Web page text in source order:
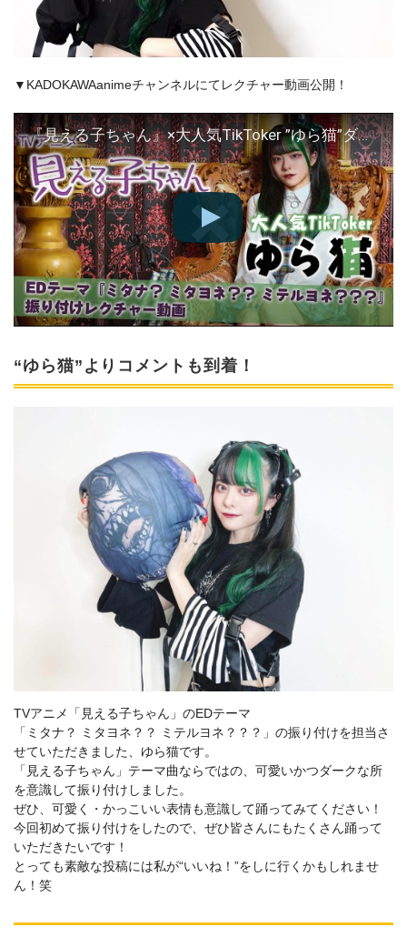
▼KADOKAWAanimeチャンネルにてレクチャー動画公開！
『見える子ちゃん』×大人気TikToker ”ゆら猫”ダンスレクチャー
“ゆら猫”よりコメントも到着！
TVアニメ「見える子ちゃん」のEDテーマ
「ミタナ？ ミタヨネ？？ ミテルヨネ？？？」の振り付けを担当さ
せていただきました、ゆら猫です。
「見える子ちゃん」テーマ曲ならではの、可愛いかつダークな所
を意識して振り付けしました。
ぜひ、可愛く・かっこいい表情も意識して踊ってみてください！
今回初めて振り付けをしたので、ぜひ皆さんにもたくさん踊って
いただきたいです！
とっても素敵な投稿には私が“いいね！”をしに行くかもしれませ
ん！笑